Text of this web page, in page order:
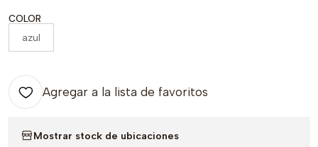
COLOR
azul
Agregar a la lista de favoritos
Mostrar stock de ubicaciones